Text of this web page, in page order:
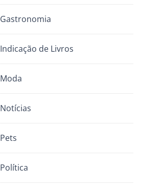
Gastronomia
Indicação de Livros
Moda
Notícias
Pets
Política